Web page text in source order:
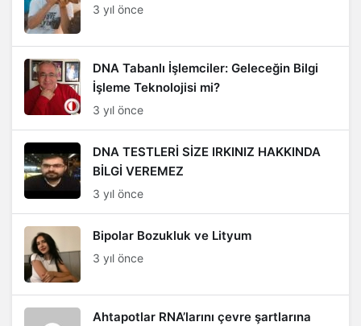
3 yıl önce
DNA Tabanlı İşlemciler: Geleceğin Bilgi
İşleme Teknolojisi mi?
3 yıl önce
DNA TESTLERİ SİZE IRKINIZ HAKKINDA
BİLGİ VEREMEZ
3 yıl önce
Bipolar Bozukluk ve Lityum
3 yıl önce
Ahtapotlar RNA’larını çevre şartlarına